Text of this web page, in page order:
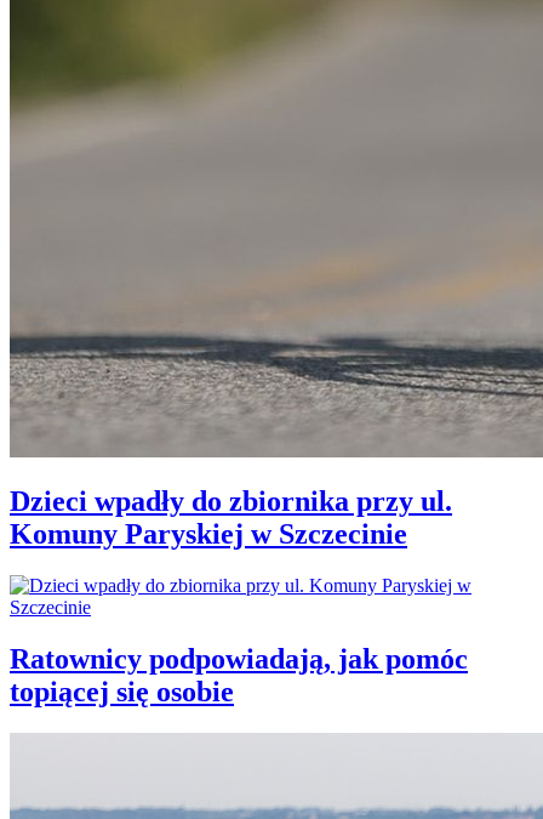
Dzieci wpadły do zbiornika przy ul.
Komuny Paryskiej w Szczecinie
Ratownicy podpowiadają, jak pomóc
topiącej się osobie